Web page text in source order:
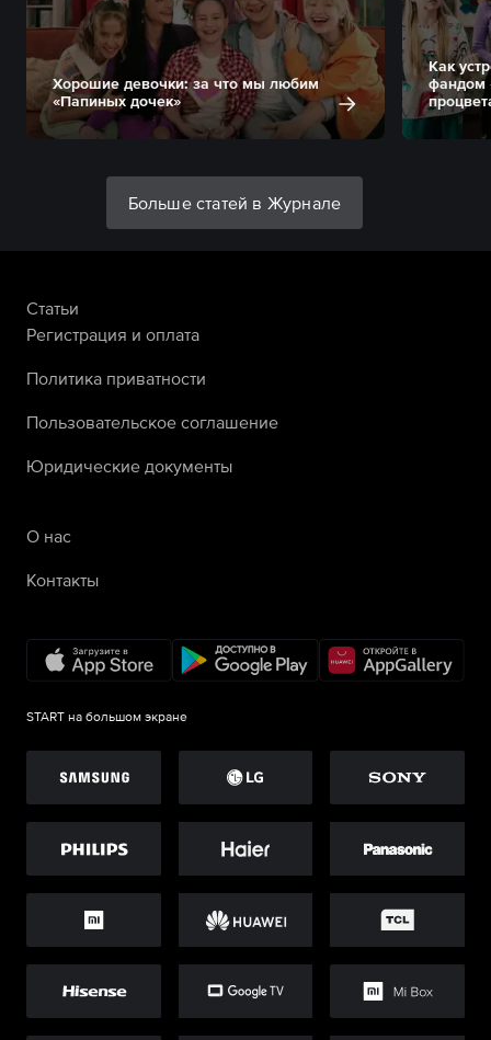
Хорошие девочки: за что мы любим
«Папиных дочек»
Как
фандом
Больше статей в Журнале
Статьи
Регистрация и оплата
Политика приватности
Пользовательское соглашение
Юридические документы
О нас
Контакты
START на большом экране